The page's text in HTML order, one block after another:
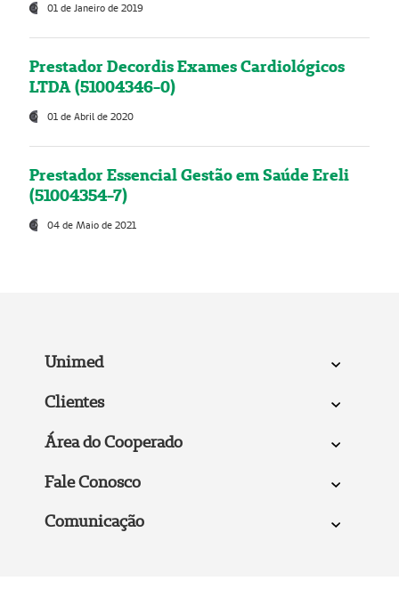
01 de Janeiro de 2019
Prestador Decordis Exames Cardiológicos
LTDA (51004346-0)
01 de Abril de 2020
Prestador Essencial Gestão em Saúde Ereli
(51004354-7)
04 de Maio de 2021
Unimed
Clientes
Área do Cooperado
Fale Conosco
Comunicação